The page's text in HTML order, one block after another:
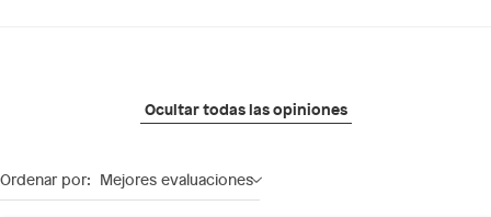
Ocultar todas las opiniones
Ordenar por: Mejores evaluaciones